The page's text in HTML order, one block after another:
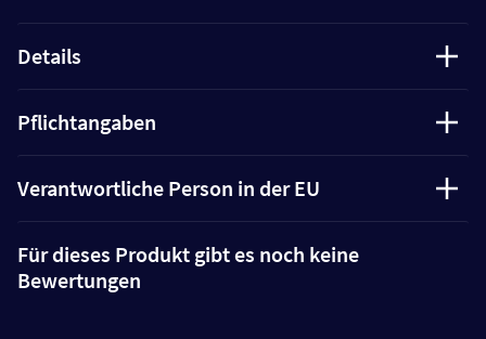
Details
Pflichtangaben
Verantwortliche Person in der EU
Für dieses Produkt gibt es noch keine
Bewertungen